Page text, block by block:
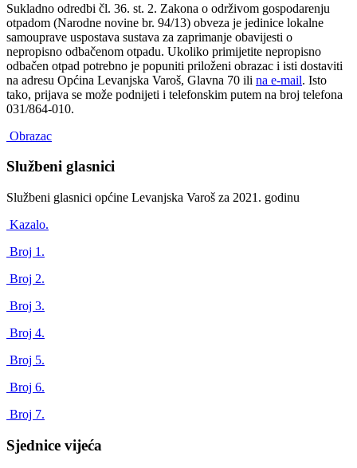
Sukladno odredbi čl. 36. st. 2. Zakona o održivom gospodarenju
otpadom (Narodne novine br. 94/13) obveza je jedinice lokalne
samouprave uspostava sustava za zaprimanje obavijesti o
nepropisno odbačenom otpadu. Ukoliko primijetite nepropisno
odbačen otpad potrebno je popuniti priloženi obrazac i isti dostaviti
na adresu Općina Levanjska Varoš, Glavna 70 ili na e-mail. Isto
tako, prijava se može podnijeti i telefonskim putem na broj telefona
031/864-010.
Obrazac
Službeni glasnici
Službeni glasnici općine Levanjska Varoš za 2021. godinu
Kazalo.
Broj 1.
Broj 2.
Broj 3.
Broj 4.
Broj 5.
Broj 6.
Broj 7.
Sjednice vijeća